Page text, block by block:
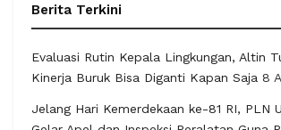
Berita Terkini
Evaluasi Rutin Kepala Lingkungan, Altin
Kinerja Buruk Bisa Diganti Kapan Saja 8
Jelang Hari Kemerdekaan ke-81 RI, PLN